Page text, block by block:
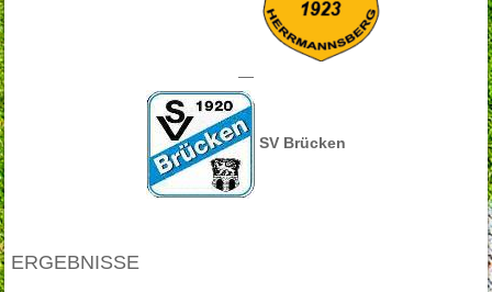
—
SV Brücken
ERGEBNISSE